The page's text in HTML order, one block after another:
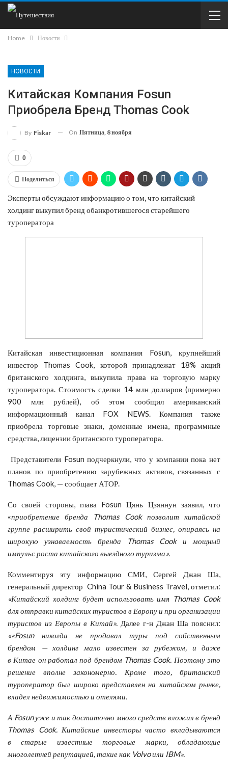
Home Новости
НОВОСТИ
Китайская Компания Fosun
Приобрела Бренд Thomas Cook
By Fiskar On Пятница, 8 ноября
0
Поделиться
Эксперты обсуждают информацию о том, что китайский
холдинг выкупил бренд обанкротившегося старейшего
туроператора
Китайская инвестиционная компания Fosun, крупнейший
инвестор Thomas Cook, которой принадлежат 18% акций
британского холдинга, выкупила права на торговую марку
туроператора. Стоимость сделки 14 млн долларов (примерно
900 млн рублей), об этом сообщил американский
информационный канал FOX NEWS. Компания также
приобрела торговые знаки, доменные имена, программные
средства, лицензии британского туроператора.
Представители Fosun подчеркнули, что у компании пока нет
планов по приобретению зарубежных активов, связанных с
Thomas Cook, — сообщает АТОР.
Со своей стороны, глава Fosun Цянь Цзяннун заявил, что
«приобретение бренда Thomas Cook позволит китайской
группе расширить свой туристический бизнес, опираясь на
широкую узнаваемость бренда Thomas Cook и мощный
импульс роста китайского выездного туризма».
Комментируя эту информацию СМИ, Сергей Джан Ша,
генеральный директор China Tour & Business Travel, отметил:
«Китайский холдинг будет использовать имя Thomas Cook
для отправки китайских туристов в Европу и при организации
туристов из Европы в Китай». Далее г-н Джан Ша пояснил:
««Fosun никогда не продавал туры под собственным
брендом — холдинг мало известен за рубежом, и даже
в Китае он работал под брендом Thomas Cook. Поэтому это
решение вполне закономерно. Кроме того, британский
туроператор был широко представлен на китайском рынке,
владел недвижимостью и отелями.
А Fosun уже и так достаточно много средств вложил в бренд
Thomas Cook. Китайские инвесторы часто вкладываются
в старые известные торговые марки, обладающие
многолетней репутацией, такие как Volvo или IBM».